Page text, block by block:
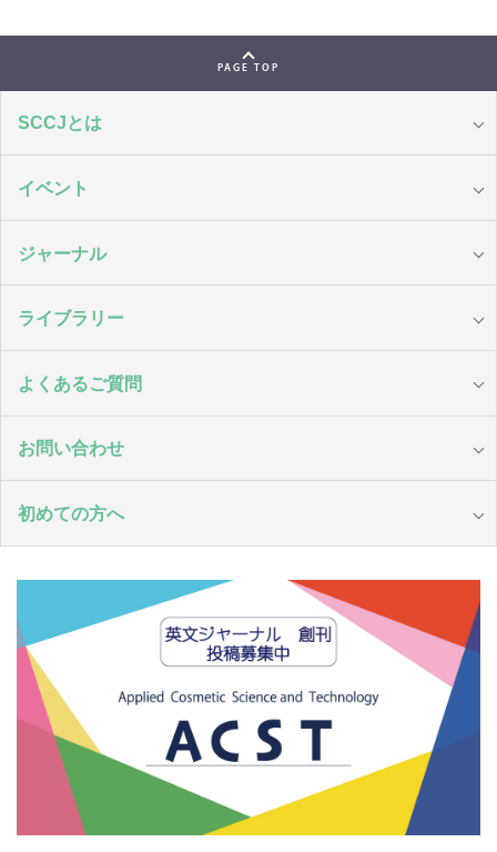
PAGE TOP
SCCJとは
イベント
ジャーナル
ライブラリー
よくあるご質問
お問い合わせ
初めての方へ